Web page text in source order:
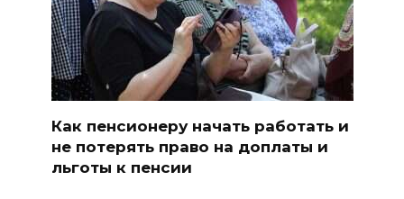
Как пенсионеру начать работать и
не потерять право на доплаты и
льготы к пенсии